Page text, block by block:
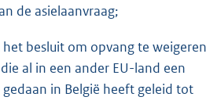
de asielaanvraag;
besluit om opvang te weigeren
al in een ander EU-land een
in België heeft geleid tot